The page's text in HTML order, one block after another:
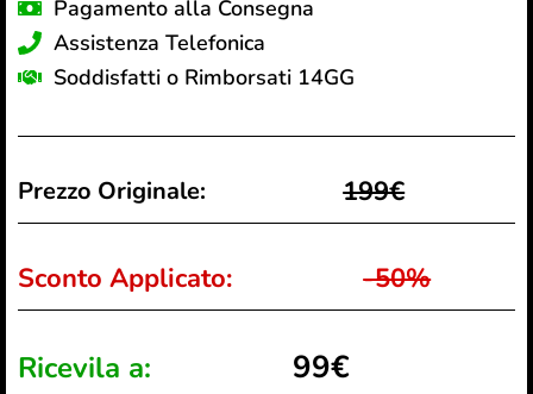
Pagamento alla Consegna
Assistenza Telefonica
Soddisfatti o Rimborsati 14GG
Prezzo Originale: 199€
Sconto Applicato: -50%
Ricevila a: 99€